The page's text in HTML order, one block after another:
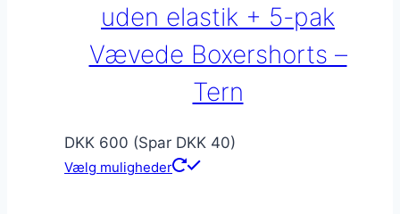
uden elastik + 5-pak
Vævede Boxershorts –
Tern
DKK 600 (Spar DKK 40)
Vælg muligheder